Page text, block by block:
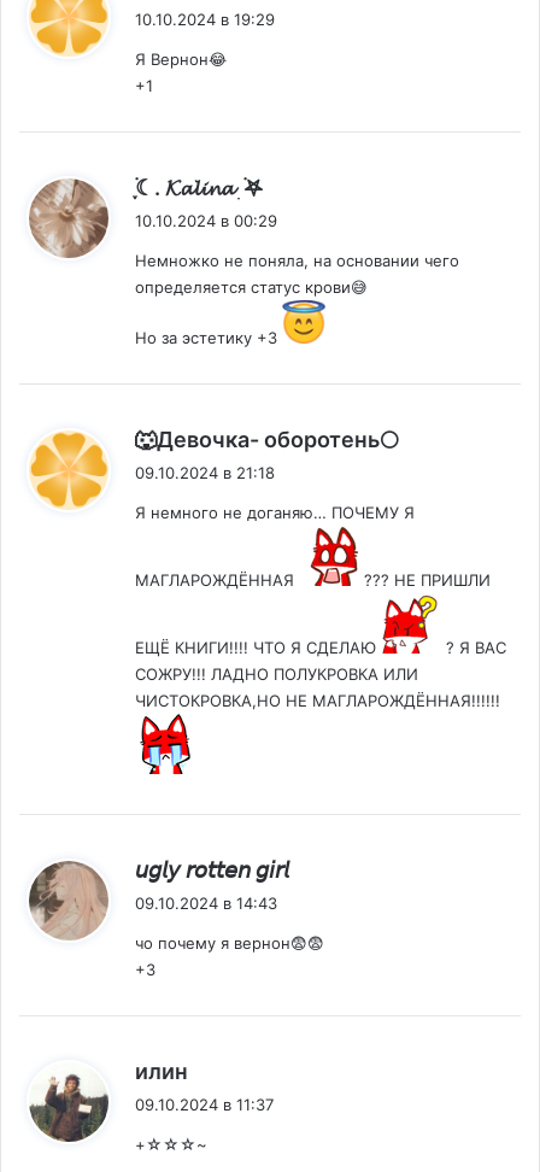
10.10.2024 в 19:29
Я Вернон😂
+1
ִֶָ࣪☾. 𝓚𝓪𝓵𝓲𝓷𝓪 ִִ ࣪𖤐
10.10.2024 в 00:29
Немножко не поняла, на основании чего
определяется статус крови😅
Но за эстетику +3
🐺Девочка- оборотень🌕
09.10.2024 в 21:18
Я немного не доганяю… ПОЧЕМУ Я
МАГЛАРОЖДЁННАЯ ??? НЕ ПРИШЛИ
ЕЩЁ КНИГИ!!!! ЧТО Я СДЕЛАЮ
? Я ВАС
СОЖРУ!!! ЛАДНО ПОЛУКРОВКА ИЛИ
ЧИСТОКРОВКА,НО НЕ МАГЛАРОЖДЁННАЯ!!!!!!
𝘶𝘨𝘭𝘺 𝘳𝘰𝘵𝘵𝘦𝘯 𝘨𝘪𝘳𝘭:
09.10.2024 в 14:43
чо почему я вернон😨😨
+3
илин
09.10.2024 в 11:37
+☆☆☆~